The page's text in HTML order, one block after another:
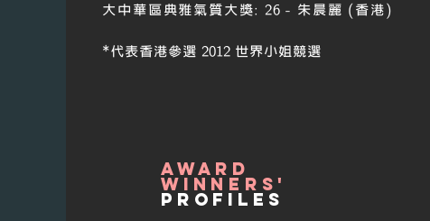
大中華區典雅氣質大獎: 26 - 朱晨麗 (香港)
*代表香港參選 2012 世界小姐競選
award
winners'
profiles